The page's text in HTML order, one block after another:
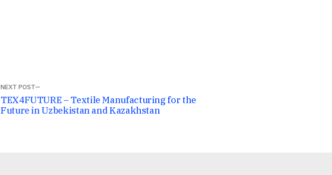
NEXT POST
Next
post:
TEX4FUTURE – Textile Manufacturing for the
Future in Uzbekistan and Kazakhstan